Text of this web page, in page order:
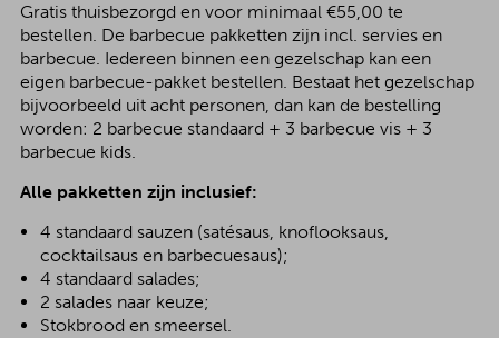
Gratis thuisbezorgd en voor minimaal €55,00 te
bestellen. De barbecue pakketten zijn incl. servies en
barbecue. Iedereen binnen een gezelschap kan een
eigen barbecue-pakket bestellen. Bestaat het gezelschap
bijvoorbeeld uit acht personen, dan kan de bestelling
worden: 2 barbecue standaard + 3 barbecue vis + 3
barbecue kids.
Alle pakketten zijn inclusief:
4 standaard sauzen (satésaus, knoflooksaus,
cocktailsaus en barbecuesaus);
4 standaard salades;
2 salades naar keuze;
Stokbrood en smeersel.